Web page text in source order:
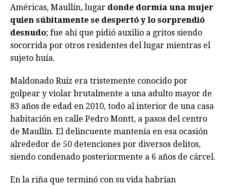
Américas, Maullín, lugar donde dormía una mujer
quien súbitamente se despertó y lo sorprendió
desnudo; fue ahí que pidió auxilio a gritos siendo
socorrida por otros residentes del lugar mientras el
sujeto huía.
Maldonado Ruíz era tristemente conocido por
golpear y violar brutalmente a una adulto mayor de
83 años de edad en 2010, todo al interior de una casa
habitación en calle Pedro Montt, a pasos del centro
de Maullín. El delincuente mantenía en esa ocasión
alrededor de 50 detenciones por diversos delitos,
siendo condenado posteriormente a 6 años de cárcel.
En la riña que terminó con su vida habrían